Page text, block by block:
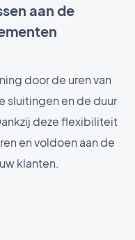
aan de
door de uren van
sluitingen en de duur
deze flexibiliteit
en voldoen aan de
klanten.